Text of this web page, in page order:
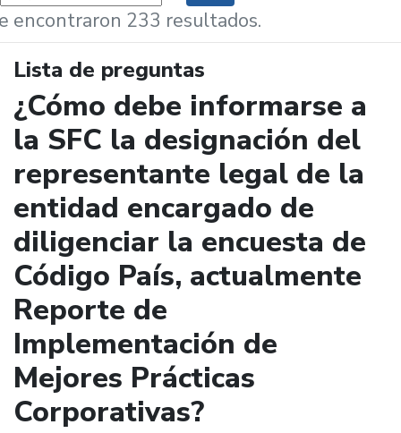
encontraron 233 resultados.
Lista de preguntas
¿Cómo debe informarse a
la SFC la designación del
representante legal de la
entidad encargado de
diligenciar la encuesta de
Código País, actualmente
Reporte de
Implementación de
Mejores Prácticas
Corporativas?